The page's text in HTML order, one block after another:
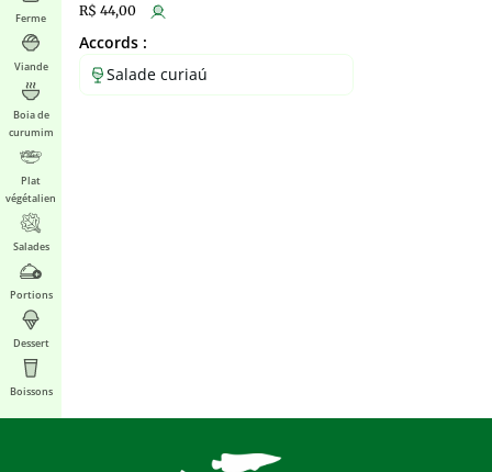
Ferme
Viande
Boia de
curumim
Plat
végétalien
Salades
Portions
Dessert
Boissons
R$ 44,00
Accords :
Salade curiaú